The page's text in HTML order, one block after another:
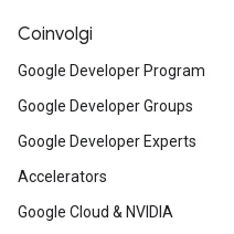
Coinvolgi
Google Developer Program
Google Developer Groups
Google Developer Experts
Accelerators
Google Cloud & NVIDIA